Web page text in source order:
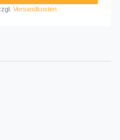
Versandkosten